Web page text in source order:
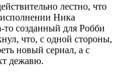
лестно, что
исполнении Ника
то созданный для Робби
что, с одной стороны,
новый сериал, а с
дежавю.